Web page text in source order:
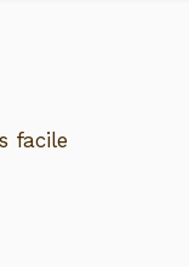
facile